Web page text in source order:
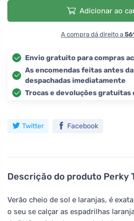
Descrição do produto Perky
Verão cheio de sol e laranjas, é
o seu se calçar as espadrilhas
Adicionar ao
A compra dá direito a
Envio gratuito para compras
As encomendas feitas antes
despachadas imediatamente
Trocas e devoluções gratuitas
Twitter Facebook